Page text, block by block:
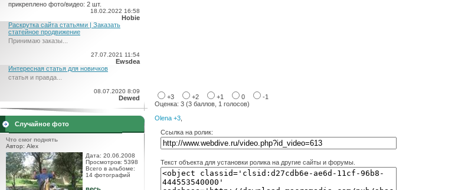
прикреплено фото/видео: 2 шт.
18.02.2022 16:58
Hobie
Раскрутка сайта статьями | Заказать
статейное продвижение
Принимаю заказы...
27.07.2021 11:54
Ewsdea
Интересная статья для новичков
статья и правда...
08.07.2020 8:09
Dewed
Случайное фото
Что смог поднять
Автор: Alex
Дата: 20.06.2008
Просмотров: 5398
Всего в альбоме:
14 фотографий
+3 +2 +1 0
-1
Оценка: 3 (3 баллов, 1 голосов)
Olena +3
Ссылка на ролик:
Текст объекта для установки ролика на другие сайты и форумы.